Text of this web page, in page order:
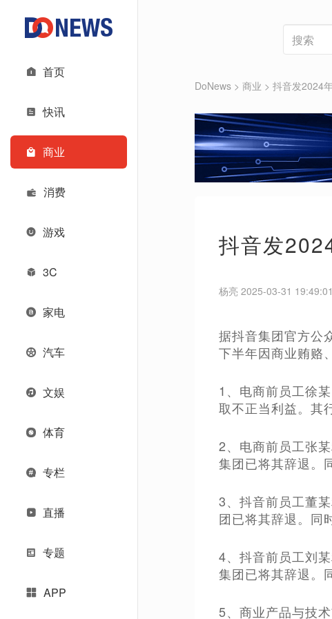
首页
快讯
商业
消费
游戏
3C
家电
汽车
文娱
体育
专栏
直播
专题
APP
DoNews > 商业 > 抖音发2024
抖音发
杨亮 2025-03-31 19:49:01
据抖音集团官方公
下半年因商业贿赂
1、电商前员工徐
取不正当利益。其
2、电商前员工张
集团已将其辞退。
3、抖音前员工董
团已将其辞退。同
4、抖音前员工刘
集团已将其辞退。
5、商业产品与技